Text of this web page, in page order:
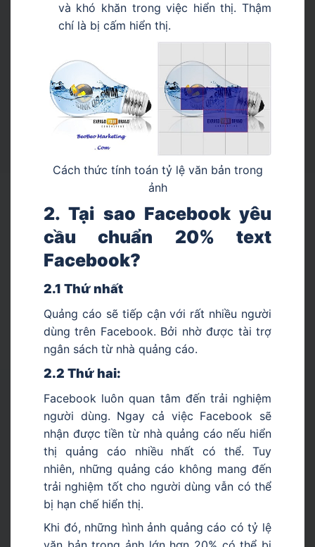
và khó khăn trong việc hiển thị. Thậm
chí là bị cấm hiển thị.
Cách thức tính toán tỷ lệ văn bản trong
ảnh
2. Tại sao Facebook yêu
cầu chuẩn 20% text
Facebook?
2.1 Thứ nhất
Quảng cáo sẽ tiếp cận với rất nhiều người
dùng trên Facebook. Bởi nhờ được tài trợ
ngân sách từ nhà quảng cáo.
2.2 Thứ hai:
Facebook luôn quan tâm đến trải nghiệm
người dùng. Ngay cả việc Facebook sẽ
nhận được tiền từ nhà quảng cáo nếu hiển
thị quảng cáo nhiều nhất có thể. Tuy
nhiên, những quảng cáo không mang đến
trải nghiệm tốt cho người dùng vẫn có thể
bị hạn chế hiển thị.
Khi đó, những hình ảnh quảng cáo có tỷ lệ